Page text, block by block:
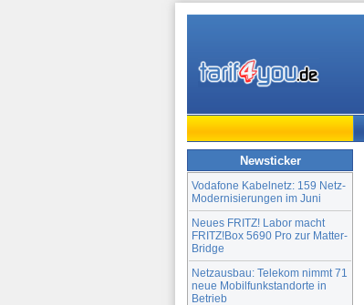
Newsticker
Vodafone Kabelnetz: 159 Netz-
Modernisierungen im Juni
Neues FRITZ! Labor macht
FRITZ!Box 5690 Pro zur Matter-
Bridge
Netzausbau: Telekom nimmt 71
neue Mobilfunkstandorte in
Betrieb